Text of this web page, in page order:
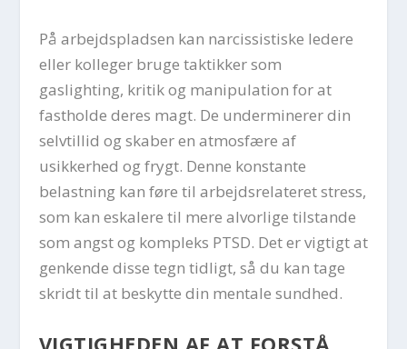
På arbejdspladsen kan narcissistiske ledere
eller kolleger bruge taktikker som
gaslighting, kritik og manipulation for at
fastholde deres magt. De underminerer din
selvtillid og skaber en atmosfære af
usikkerhed og frygt. Denne konstante
belastning kan føre til arbejdsrelateret stress,
som kan eskalere til mere alvorlige tilstande
som angst og kompleks PTSD. Det er vigtigt at
genkende disse tegn tidligt, så du kan tage
skridt til at beskytte din mentale sundhed.
VIGTIGHEDEN AF AT FORSTÅ